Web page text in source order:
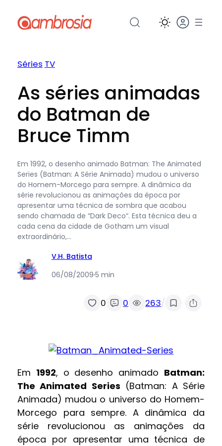
para
Séries TV
As séries animadas
do Batman de
Bruce Timm
Em 1992, o desenho animado Batman: The Animated
Series (Batman: A Série Animada) mudou o universo
do Homem-Morcego para sempre. A dinâmica da
série revolucionou as animações da época por
apresentar uma técnica de sombra que acabou
sendo chamada de “Dark Deco“. Esta técnica deu a
cada cena da cidade de Gotham um visual
extraordinário,…
V.H. Batista
06/08/2009·5 min
0 0 263/
Em 1992, o desenho animado Batman:
The Animated Series (Batman: A Série
Animada) mudou o universo do Homem-
Morcego para sempre. A dinâmica da
série revolucionou as animações da
época por apresentar uma técnica de